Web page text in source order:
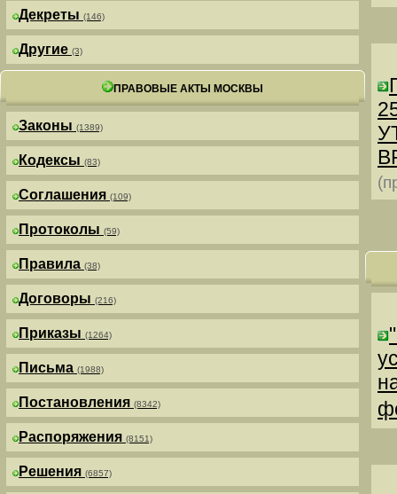
Декреты (146)
Другие (3)
ПРАВОВЫЕ АКТЫ МОСКВЫ
Законы (1389)
Кодексы (83)
Соглашения (109)
Протоколы (59)
Правила (38)
Договоры (216)
Приказы (1264)
Письма (1988)
Постановления (8342)
Распоряжения (8151)
Решения (6857)